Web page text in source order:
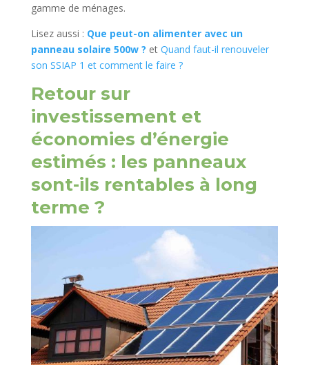
gamme de ménages.
Lisez aussi : Que peut-on alimenter avec un
panneau solaire 500w ? et Quand faut-il renouveler
son SSIAP 1 et comment le faire ?
Retour sur
investissement et
économies d’énergie
estimés : les panneaux
sont-ils rentables à long
terme ?